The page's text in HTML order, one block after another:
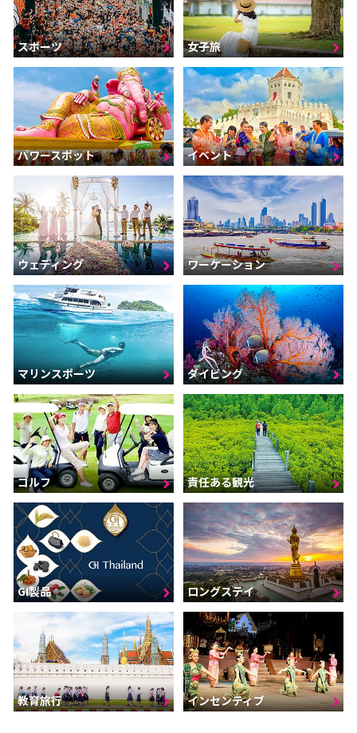
スポーツ 女子旅
パワースポット イベント
ウェディング ワーケーション
マリンスポーツ ダイビング
ゴルフ 責任ある観光
GI製品 ロングステイ
教育旅行 インセンティブ